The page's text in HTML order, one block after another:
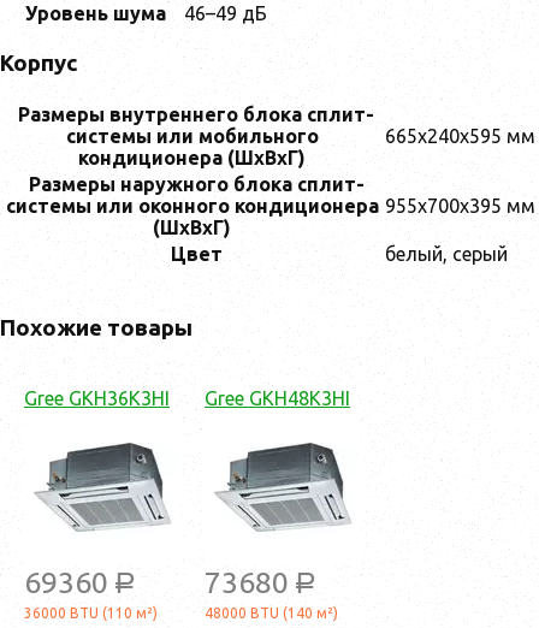
Уровень шума
46–49 дБ
Корпус
Размеры внутреннего блока сплит-
системы или мобильного
кондиционера (ШxВxГ)
665x240x595 мм
Размеры наружного блока сплит-
системы или оконного кондиционера
(ШxВxГ)
955x700x395 мм
Цвет белый, серый
Похожие товары
Gree GKH36K3HI
69360 a
36000 BTU (110 м²)
Gree GKH48K3HI
73680 a
48000 BTU (140 м²)